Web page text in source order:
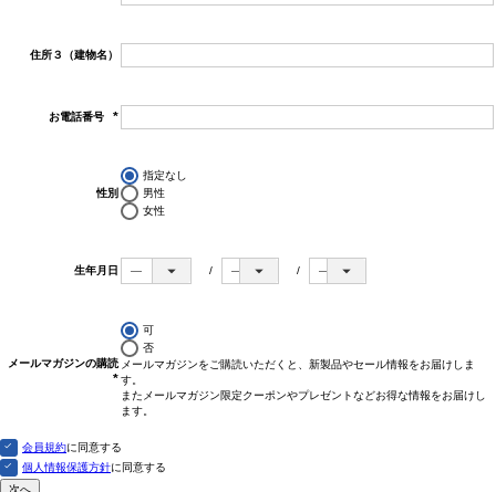
(必
住所３（建物名）
お電話番号
(必
性別
指定なし
男性
女性
生年月日
メールマガジンの購読
可
否
メールマガジンをご購読いただくと、新製品やセール情報をお届けしま
す。
またメールマガジン限定クーポンやプレゼントなどお得な情報をお届けし
ます。
会員規約に同意する
個人情報保護方針に同意する
次へ